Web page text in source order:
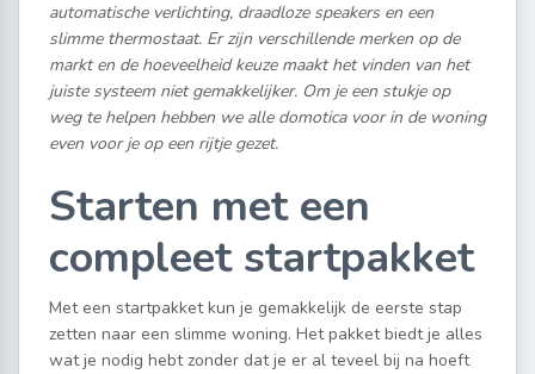
automatische verlichting, draadloze speakers en een
slimme thermostaat. Er zijn verschillende merken op de
markt en de hoeveelheid keuze maakt het vinden van het
juiste systeem niet gemakkelijker. Om je een stukje op
weg te helpen hebben we alle domotica voor in de woning
even voor je op een rijtje gezet.
Starten met een
compleet startpakket
Met een startpakket kun je gemakkelijk de eerste stap
zetten naar een slimme woning. Het pakket biedt je alles
wat je nodig hebt zonder dat je er al teveel bij na hoeft